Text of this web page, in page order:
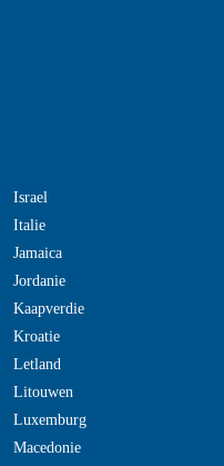
Israel
Italie
Jamaica
Jordanie
Kaapverdie
Kroatie
Letland
Litouwen
Luxemburg
Macedonie